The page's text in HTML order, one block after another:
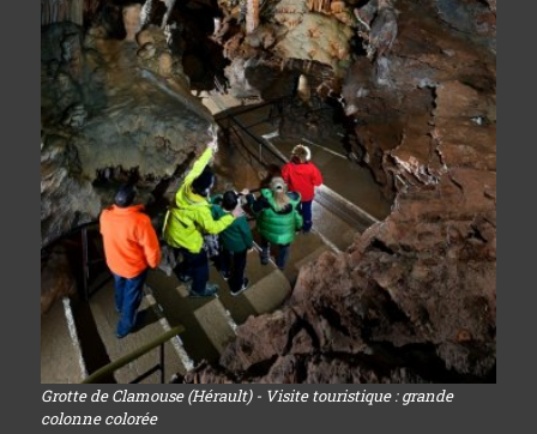
Grotte de Clamouse (Hérault) - Visite touristique : grande
colonne colorée